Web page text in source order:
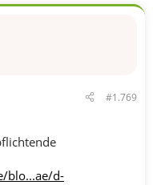
#1.769
blo...ae/d-